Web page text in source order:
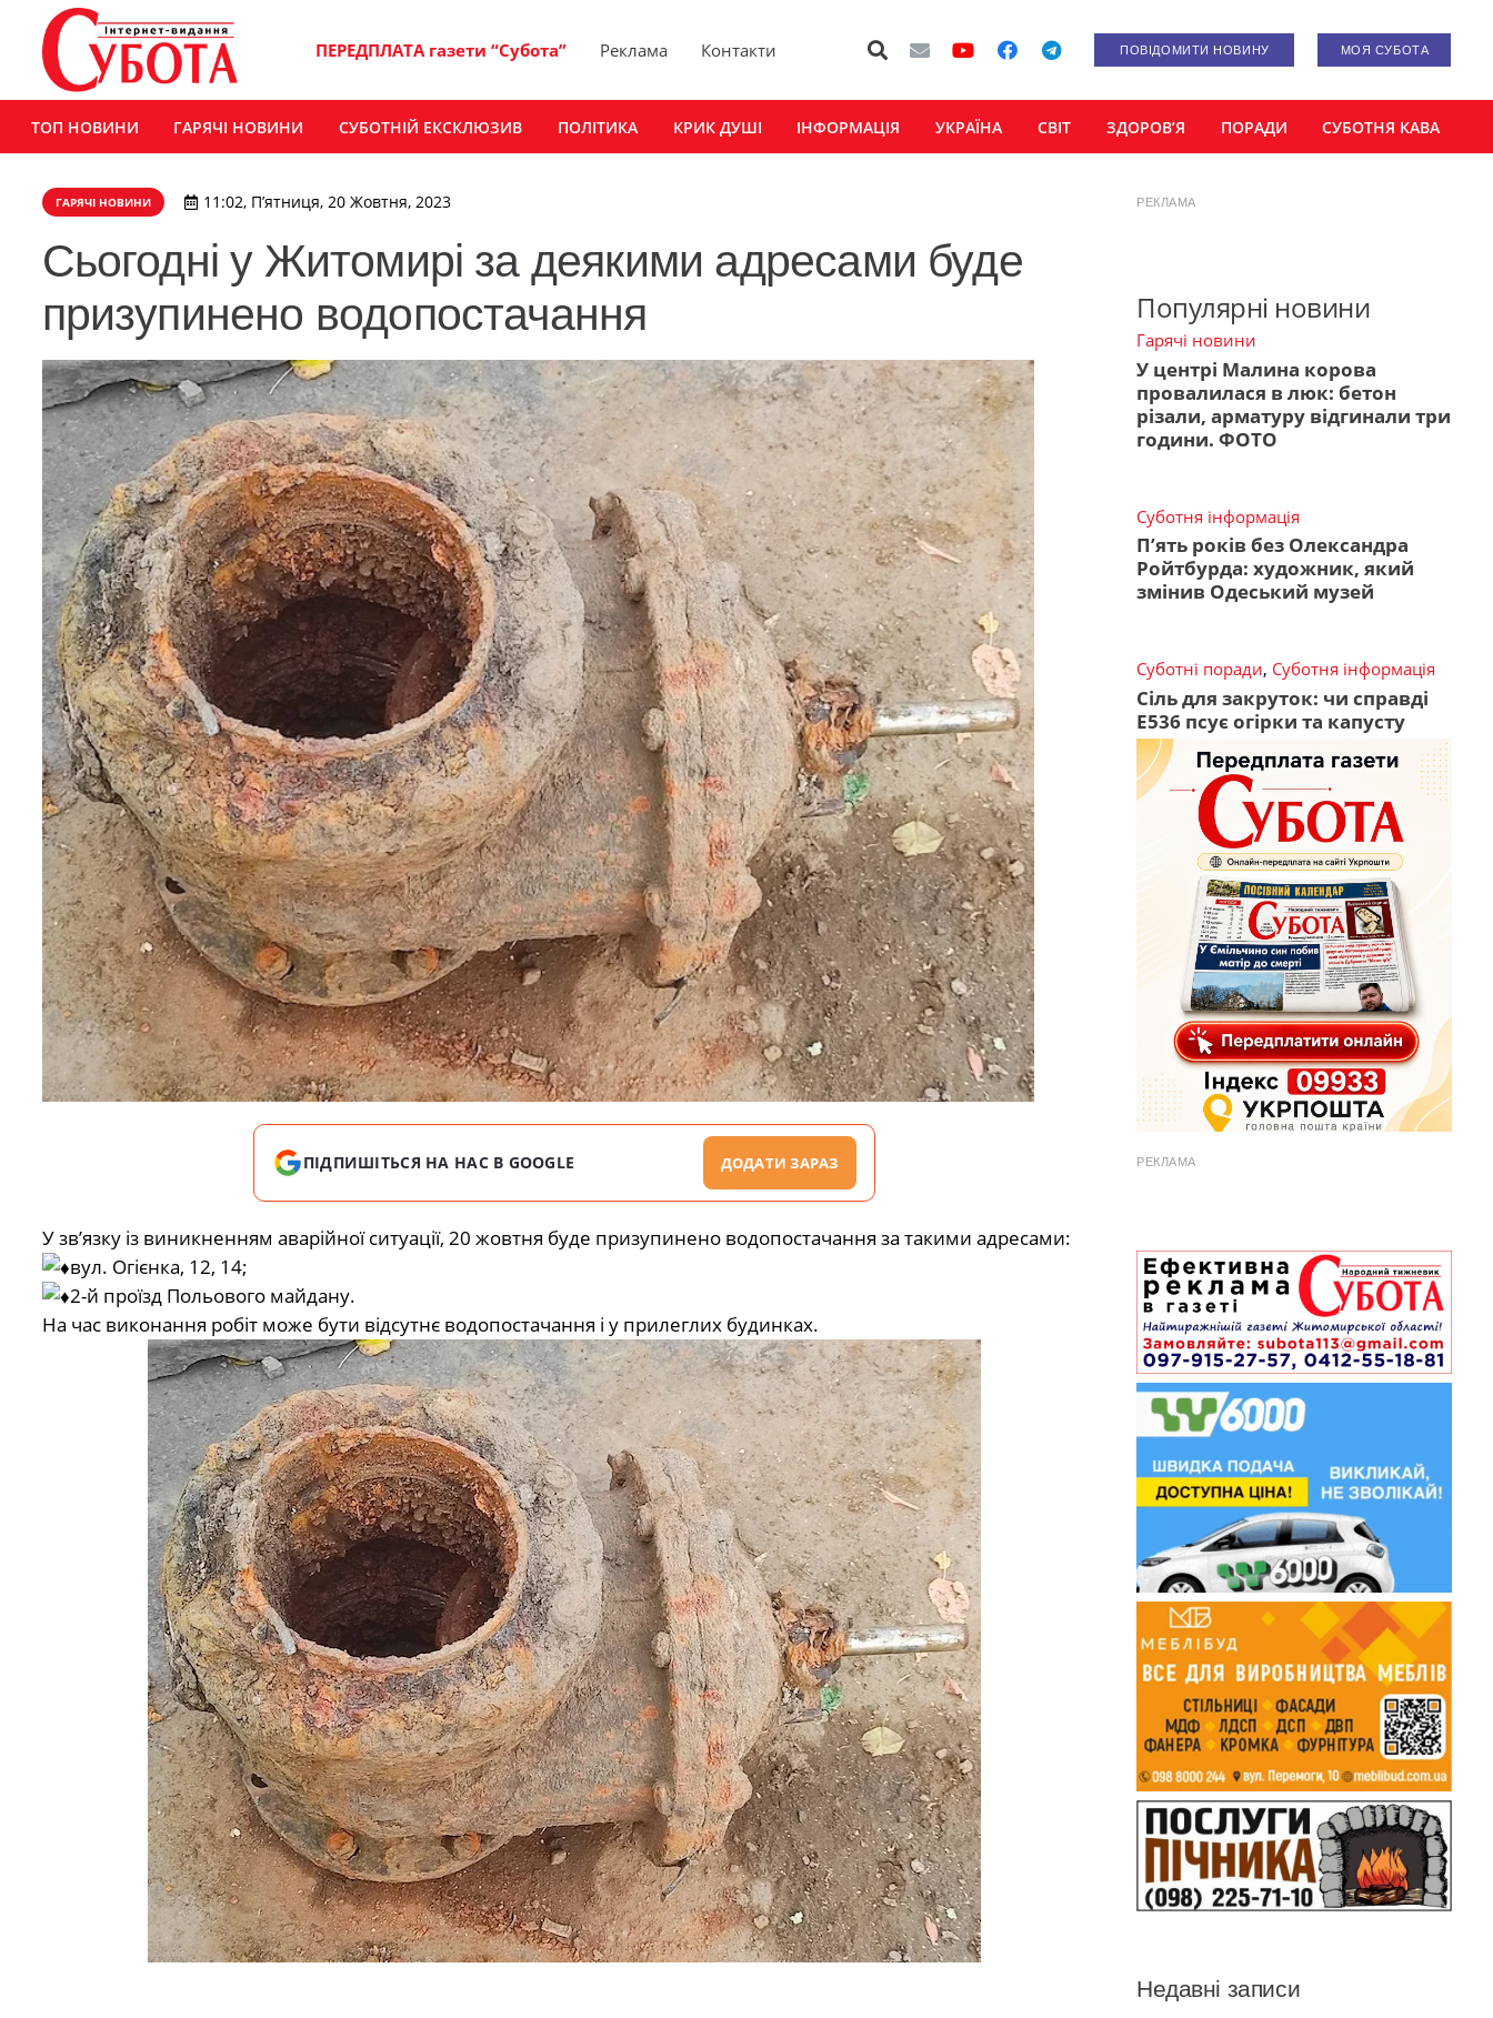
ПЕРЕДПЛАТА газети “Субота” Реклама Контакти ПОВІДОМИТИ НОВИНУ МОЯ СУБОТА
ТОП НОВИНИ ГАРЯЧІ НОВИНИ СУБОТНІЙ ЕКСКЛЮЗИВ ПОЛІТИКА КРИК ДУШІ ІНФОРМАЦІЯ УКРАЇНА СВІТ ЗДОРОВ’Я ПОРАДИ СУБОТНЯ КАВА
ГАРЯЧІ НОВИНИ 11:02, П’ятниця, 20 Жовтня, 2023
Сьогодні у Житомирі за деякими адресами буде
призупинено водопостачання
ПІДПИШІТЬСЯ НА НАС В GOOGLE ДОДАТИ ЗАРАЗ
У зв’язку із виникненням аварійної ситуації, 20 жовтня буде призупинено водопостачання за такими адресами:
вул. Огієнка, 12, 14;
2-й проїзд Польового майдану.
На час виконання робіт може бути відсутнє водопостачання і у прилеглих будинках.
РЕКЛАМА
Популярні новини
Гарячі новини
У центрі Малина корова
провалилася в люк: бетон
різали, арматуру відгинали три
години. ФОТО
Суботня інформація
П’ять років без Олександра
Ройтбурда: художник, який
змінив Одеський музей
Суботні поради, Суботня інформація
Сіль для закруток: чи справді
Е536 псує огірки та капусту
РЕКЛАМА
Недавні записи